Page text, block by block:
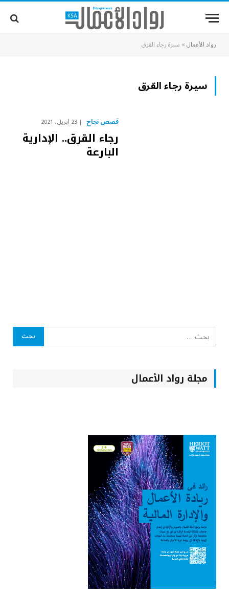
رواد الأعمال» سيرة رجاء القرق
سيرة رجاء القرق
قصص نجاح 23 أبريل، 2021
رجاء القرق.. الإدارية
البارعة
مجلة رواد الأعمال